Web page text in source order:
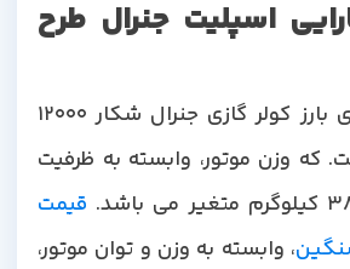
اسپلیت جنرال طرح
یکی از ویژگی های بارز کولر گازی جنرال شکار 12000
وزن موتور، وابسته به ظرفیت
قیمت
، وابسته به وزن و توان موتور،